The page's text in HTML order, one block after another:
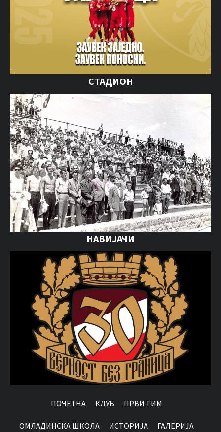
СТАДИОН
НАВИЈАЧИ
ПОЧЕТНА КЛУБ ПРВИ ТИМ
OМЛАДИНСКА ШКОЛА ИСТОРИЈА ГАЛЕРИЈА